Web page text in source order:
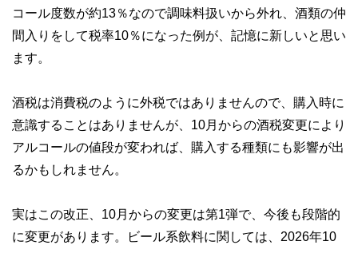
コール度数が約13％なので調味料扱いから外れ、酒類の仲
間入りをして税率10％になった例が、記憶に新しいと思い
ます。
酒税は消費税のように外税ではありませんので、購入時に
意識することはありませんが、10月からの酒税変更により
アルコールの値段が変われば、購入する種類にも影響が出
るかもしれません。
実はこの改正、10月からの変更は第1弾で、今後も段階的
に変更があります。ビール系飲料に関しては、2026年10